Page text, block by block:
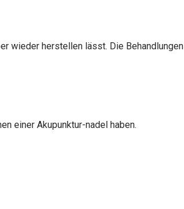
wieder herstellen lässt. Die Behandlungen
einer Akupunktur-nadel haben.